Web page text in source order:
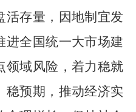
活存量，因地制宜发
进全国统一大市场建
领域风险，着力稳就
稳预期，推动经济实